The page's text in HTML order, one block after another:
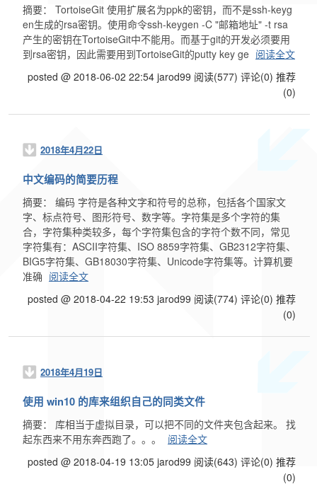
摘要： TortoiseGit 使用扩展名为ppk的密钥，而不是ssh-keyg
en生成的rsa密钥。使用命令ssh-keygen -C "邮箱地址" -t rsa
产生的密钥在TortoiseGit中不能用。而基于git的开发必须要用
到rsa密钥，因此需要用到TortoiseGit的putty key ge 阅读全文
posted @ 2018-06-02 22:54 jarod99 阅读(577) 评论(0) 推荐
(0)
2018年4月22日
中文编码的简要历程
摘要： 编码 字符是各种文字和符号的总称，包括各个国家文
字、标点符号、图形符号、数字等。字符集是多个字符的集
合，字符集种类较多，每个字符集包含的字符个数不同，常见
字符集有：ASCII字符集、ISO 8859字符集、GB2312字符集、
BIG5字符集、GB18030字符集、Unicode字符集等。计算机要
准确 阅读全文
posted @ 2018-04-22 19:53 jarod99 阅读(774) 评论(0) 推荐
(0)
2018年4月19日
使用 win10 的库来组织自己的同类文件
摘要： 库相当于虚拟目录，可以把不同的文件夹包含起来。 找
起东西来不用东奔西跑了。。。
阅读全文
posted @ 2018-04-19 13:05 jarod99 阅读(643) 评论(0) 推荐
(0)